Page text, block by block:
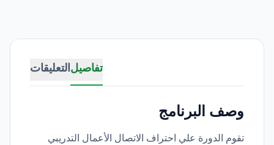
تفاصيلالتعليقات
وصف البرنامج
تقوم الدورة علي احتراف الاتصال الأعمال التدريبي